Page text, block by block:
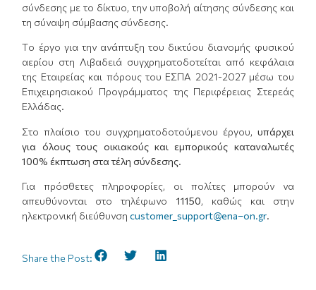
σύνδεσης με το δίκτυο, την υποβολή αίτησης σύνδεσης και
τη σύναψη σύμβασης σύνδεσης.
Tο έργο για την ανάπτυξη του δικτύου διανομής φυσικού
αερίου στη Λιβαδειά συγχρηματοδοτείται από κεφάλαια
της Εταιρείας και πόρους του ΕΣΠΑ 2021-2027 μέσω του
Επιχειρησιακού Προγράμματος της Περιφέρειας Στερεάς
Ελλάδας.
Στο πλαίσιο του συγχρηματοδοτούμενου έργου, υπάρχει
για όλους τους οικιακούς και εμπορικούς καταναλωτές
100% έκπτωση στα τέλη σύνδεσης.
Για πρόσθετες πληροφορίες, οι πολίτες μπορούν να
απευθύνονται στο τηλέφωνο 11150, καθώς και στην
ηλεκτρονική διεύθυνσηcustomer_support@ena–on.gr.
Share the Post: